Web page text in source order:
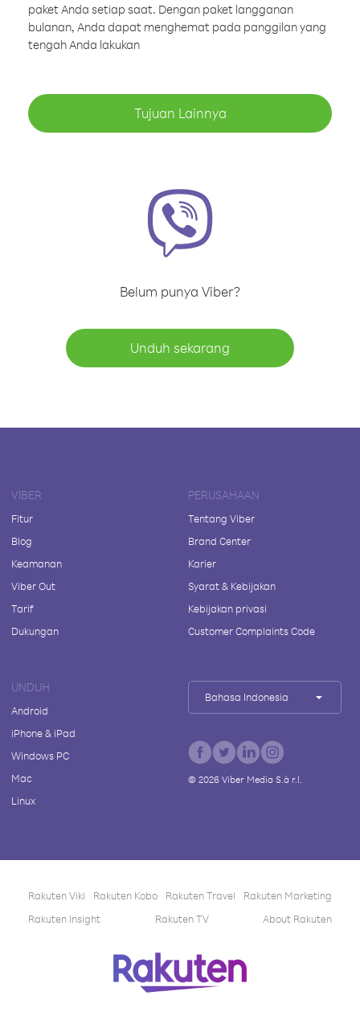
paket Anda setiap saat. Dengan paket langganan
bulanan, Anda dapat menghemat pada panggilan yang
tengah Anda lakukan
Tujuan Lainnya
Belum punya Viber?
Unduh sekarang
VIBER
Fitur
Blog
Keamanan
Viber Out
Tarif
Dukungan
PERUSAHAAN
Tentang Viber
Brand Center
Karier
Syarat & Kebijakan
Kebijakan privasi
Customer Complaints Code
UNDUH
Android
iPhone & iPad
Windows PC
Mac
Linux
Bahasa Indonesia
© 2026Viber Media S.à r.l.
Rakuten Viki Rakuten Kobo Rakuten Travel
Rakuten Marketing
Rakuten Insight
Rakuten TV About Rakuten